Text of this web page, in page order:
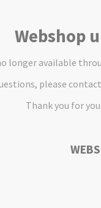
Webshop
longer available
please
Thank you for